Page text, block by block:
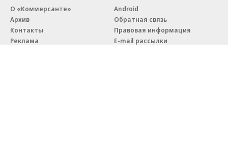
О «Коммерсанте»
Архив
Контакты
Реклама
Android
Обратная связь
Правовая информация
E-mail рассылки